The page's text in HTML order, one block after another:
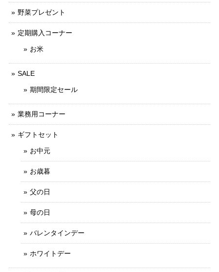
野菜プレゼント
定期購入コーナー
お米
SALE
期間限定セール
業務用コーナー
ギフトセット
お中元
お歳暮
父の日
母の日
バレンタインデー
ホワイトデー